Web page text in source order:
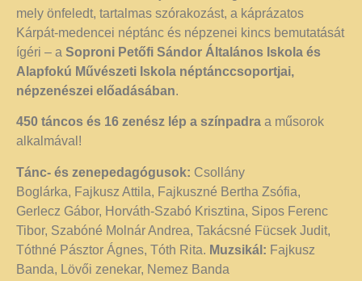
mely önfeledt, tartalmas szórakozást, a káprázatos
Kárpát-medencei néptánc és népzenei kincs bemutatását
ígéri – a Soproni Petőfi Sándor Általános Iskola és
Alapfokú Művészeti Iskola néptánccsoportjai,
népzenészei előadásában.
450 táncos és 16 zenész lép a színpadra a műsorok
alkalmával!
Tánc- és zenepedagógusok: Csollány
Boglárka, Fajkusz Attila, Fajkuszné Bertha Zsófia,
Gerlecz Gábor, Horváth-Szabó Krisztina, Sipos Ferenc
Tibor, Szabóné Molnár Andrea, Takácsné Fücsek Judit,
Tóthné Pásztor Ágnes, Tóth Rita. Muzsikál: Fajkusz
Banda, Lövői zenekar, Nemez Banda